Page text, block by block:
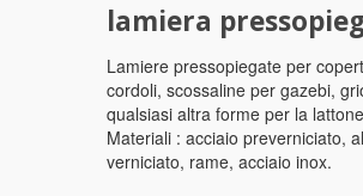
lamiera
Lamiere pressopiegate per
cordoli, scossaline per gazebi,
qualsiasi altra forme per la
Materiali : acciaio preverniciato,
verniciato, rame, acciaio inox.